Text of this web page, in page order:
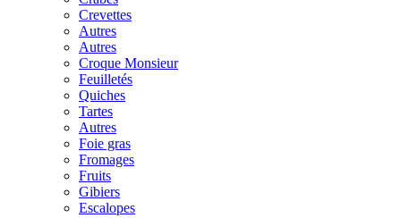
Crevettes
Autres
Autres
Croque Monsieur
Feuilletés
Quiches
Tartes
Autres
Foie gras
Fromages
Fruits
Gibiers
Escalopes